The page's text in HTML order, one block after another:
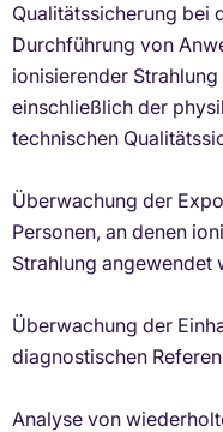
Qualitätssicherung bei
Durchführung von
ionisierender
einschließlich der
technischen
Überwachung der
Personen, an denen
Strahlung angewendet
Überwachung der
diagnostischen
Analyse von